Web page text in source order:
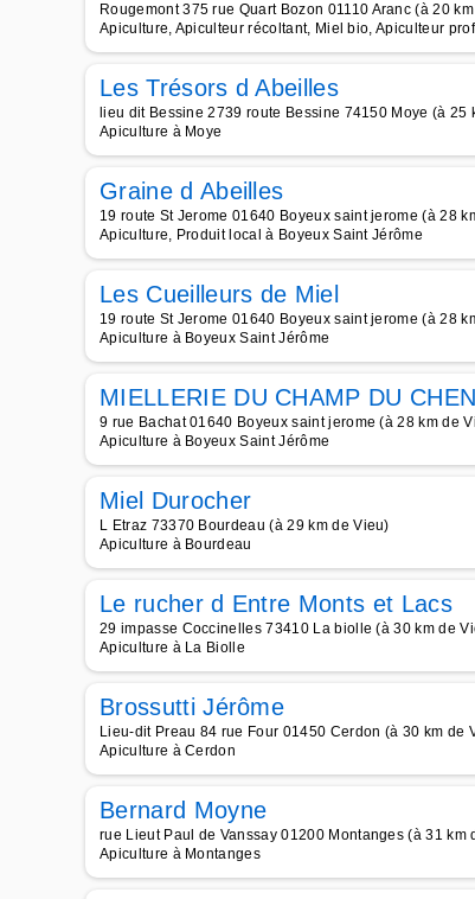
Rougemont 375 rue Quart Bozon 01110 Aranc (à 20
Apiculture, Apiculteur récoltant, Miel bio, Apiculteur
Les Trésors d Abeilles
lieu dit Bessine 2739 route Bessine 74150 Moye (à 25
Apiculture à Moye
Graine d Abeilles
19 route St Jerome 01640 Boyeux saint jerome (à 28
Apiculture, Produit local à Boyeux Saint Jérôme
Les Cueilleurs de Miel
19 route St Jerome 01640 Boyeux saint jerome (à 28
Apiculture à Boyeux Saint Jérôme
MIELLERIE DU CHAMP DU
9 rue Bachat 01640 Boyeux saint jerome (à 28 km de
Apiculture à Boyeux Saint Jérôme
Miel Durocher
L Etraz 73370 Bourdeau (à 29 km de Vieu)
Apiculture à Bourdeau
Le rucher d Entre Monts et Lacs
29 impasse Coccinelles 73410 La biolle (à 30 km de
Apiculture à La Biolle
Brossutti Jérôme
Lieu-dit Preau 84 rue Four 01450 Cerdon (à 30 km de
Apiculture à Cerdon
Bernard Moyne
rue Lieut Paul de Vanssay 01200 Montanges (à 31 km
Apiculture à Montanges